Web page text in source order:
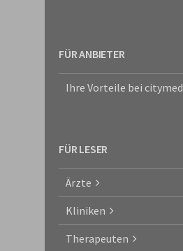
FÜR ANBIETER
Ihre Vorteile bei citymed
FÜR LESER
Ärzte
Kliniken
Therapeuten